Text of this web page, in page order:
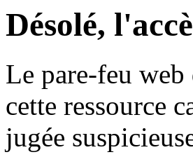
Désolé,
Le pare-feu web
cette ressource
jugée